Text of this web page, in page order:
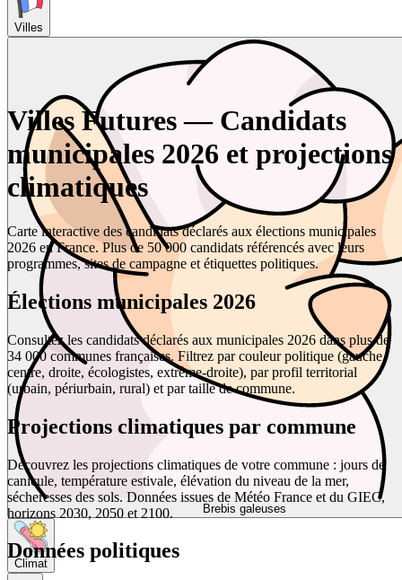
Villes
Brebis galeuses
Climat
Villes Futures — Candidats
municipales 2026 et projections
climatiques
Carte interactive des candidats déclarés aux élections municipales
2026 en France. Plus de 50 000 candidats référencés avec leurs
programmes, sites de campagne et étiquettes politiques.
Élections municipales 2026
Consultez les candidats déclarés aux municipales 2026 dans plus de
34 000 communes françaises. Filtrez par couleur politique (gauche,
centre, droite, écologistes, extrême-droite), par profil territorial
(urbain, périurbain, rural) et par taille de commune.
Projections climatiques par commune
Découvrez les projections climatiques de votre commune : jours de
canicule, température estivale, élévation du niveau de la mer,
sécheresses des sols. Données issues de Météo France et du GIEC,
horizons 2030, 2050 et 2100.
Données politiques